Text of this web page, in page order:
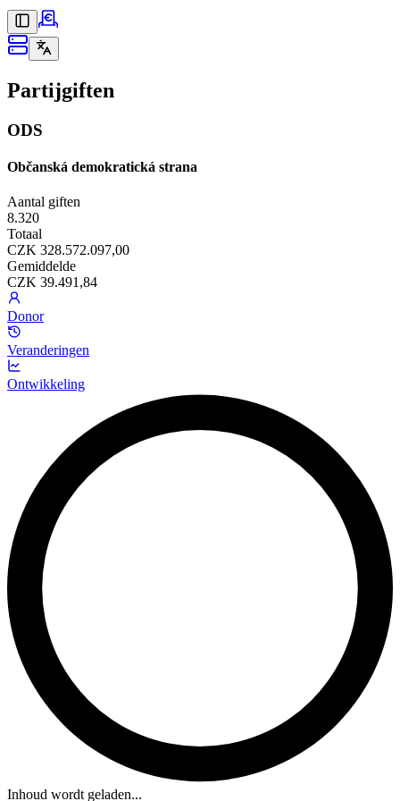
Partijgiften
ODS
Občanská demokratická strana
Aantal giften
8.320
Totaal
CZK 328.572.097,00
Gemiddelde
CZK 39.491,84
Donor
Veranderingen
Ontwikkeling
Inhoud wordt geladen...